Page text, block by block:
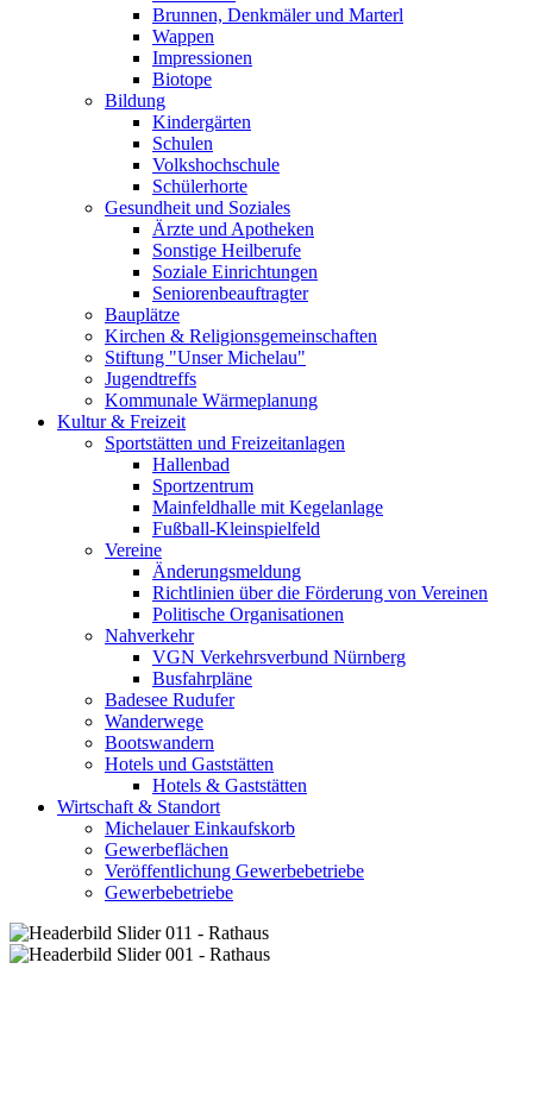
Brunnen, Denkmäler und Marterl
Wappen
Impressionen
Biotope
Bildung
Kindergärten
Schulen
Volkshochschule
Schülerhorte
Gesundheit und Soziales
Ärzte und Apotheken
Sonstige Heilberufe
Soziale Einrichtungen
Seniorenbeauftragter
Bauplätze
Kirchen & Religionsgemeinschaften
Stiftung "Unser Michelau"
Jugendtreffs
Kommunale Wärmeplanung
Kultur & Freizeit
Sportstätten und Freizeitanlagen
Hallenbad
Sportzentrum
Mainfeldhalle mit Kegelanlage
Fußball-Kleinspielfeld
Vereine
Änderungsmeldung
Richtlinien über die Förderung von Vereinen
Politische Organisationen
Nahverkehr
VGN Verkehrsverbund Nürnberg
Busfahrpläne
Badesee Rudufer
Wanderwege
Bootswandern
Hotels und Gaststätten
Hotels & Gaststätten
Wirtschaft & Standort
Michelauer Einkaufskorb
Gewerbeflächen
Veröffentlichung Gewerbebetriebe
Gewerbebetriebe